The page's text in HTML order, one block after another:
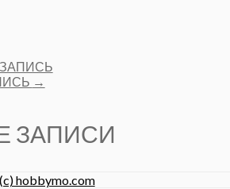
→
ЗАПИСИ